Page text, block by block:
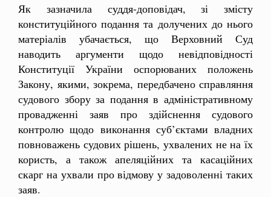
Як зазначила суддя-доповідач, зі змісту
конституційного подання та долучених до нього
матеріалів убачається, що Верховний Суд
наводить аргументи щодо невідповідності
Конституції України оспорюваних положень
Закону, якими, зокрема, передбачено справляння
судового збору за подання в адміністративному
провадженні заяв про здійснення судового
контролю щодо виконання суб’єктами владних
повноважень судових рішень, ухвалених не на їх
користь, а також апеляційних та касаційних
скарг на ухвали про відмову у задоволенні таких
заяв.